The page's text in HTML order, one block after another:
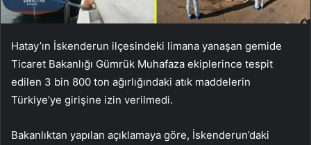
Hatay’ın İskenderun ilçesindeki limana yanaşan gemide
Ticaret Bakanlığı Gümrük Muhafaza ekiplerince tespit
edilen 3 bin 800 ton ağırlığındaki atık maddelerin
Türkiye’ye girişine izin verilmedi.
Bakanlıktan yapılan açıklamaya göre, İskenderun’daki